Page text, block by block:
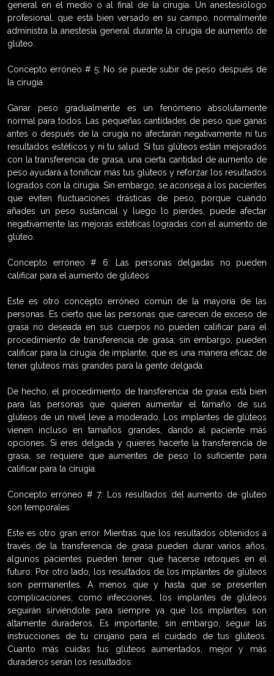
general en el medio o al final de la cirugía. Un anestesiólogo
profesional, que está bien versado en su campo, normalmente
administra la anestesia general durante la cirugía de aumento de
glúteo.
Concepto erróneo # 5: No se puede subir de peso después de
la cirugía
Ganar peso gradualmente es un fenómeno absolutamente
normal para todos. Las pequeñas cantidades de peso que ganas
antes o después de la cirugía no afectarán negativamente ni tus
resultados estéticos y ni tu salud. Si tus glúteos están mejorados
con la transferencia de grasa, una cierta cantidad de aumento de
peso ayudará a tonificar más tus glúteos y reforzar los resultados
logrados con la cirugía. Sin embargo, se aconseja a los pacientes
que eviten fluctuaciones drásticas de peso, porque cuando
añades un peso sustancial y luego lo pierdes, puede afectar
negativamente las mejoras estéticas logradas con el aumento de
glúteo.
Concepto erróneo # 6: Las personas delgadas no pueden
calificar para el aumento de glúteos
Este es otro concepto erróneo común de la mayoría de las
personas. Es cierto que las personas que carecen de exceso de
grasa no deseada en sus cuerpos no pueden calificar para el
procedimiento de transferencia de grasa; sin embargo, pueden
calificar para la cirugía de implante, que es una manera eficaz de
tener glúteos más grandes para la gente delgada.
De hecho, el procedimiento de transferencia de grasa está bien
para las personas que quieren aumentar el tamaño de sus
glúteos de un nivel leve a moderado. Los implantes de glúteos
vienen incluso en tamaños grandes, dando al paciente más
opciones. Si eres delgada y quieres hacerte la transferencia de
grasa, se requiere que aumentes de peso lo suficiente para
calificar para la cirugía.
Concepto erróneo # 7: Los resultados del aumento de glúteo
son temporales
Este es otro gran error. Mientras que los resultados obtenidos a
través de la transferencia de grasa pueden durar varios años,
algunos pacientes pueden tener que hacerse retoques en el
futuro. Por otro lado, los resultados de los implantes de glúteos
son permanentes. A menos que y hasta que se presenten
complicaciones, como infecciones, los implantes de glúteos
seguirán sirviéndote para siempre ya que los implantes son
altamente duraderos. Es importante, sin embargo, seguir las
instrucciones de tu cirujano para el cuidado de tus glúteos.
Cuanto más cuidas tus glúteos aumentados, mejor y más
duraderos serán los resultados.